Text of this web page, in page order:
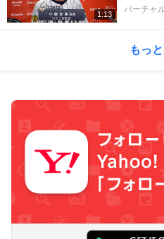
1:13
（2025
バーチャ
もっ